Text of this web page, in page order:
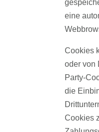
eine
Cookies
oder von
Party-
die
Cookies